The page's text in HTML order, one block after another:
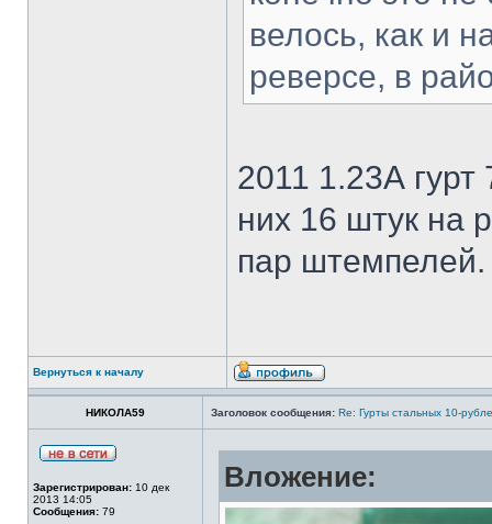
велось, как и
реверсе, в
2011 1.23А
них 16 штук на
пар
Вернуться к началу
НИКОЛА59 Заголовок сообщения: Re: Гурты стальных 10-
Зарегистрирован: 10 дек
2013 14:05
Сообщения: 79
Вложение: